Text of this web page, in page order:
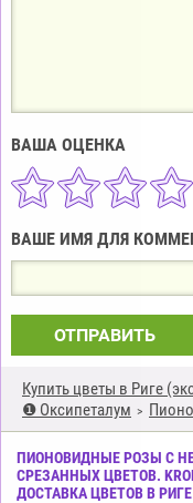
Купить цветы в Риге
❶ Оксипеталум
ПИОНОВИДНЫЕ РОЗЫ С
СРЕЗАННЫХ ЦВЕТОВ.
ДОСТАВКА ЦВЕТОВ В РИГЕ
ВАША ОЦЕНКА
ВАШЕ ИМЯ ДЛЯ
ОТПРАВИТЬ